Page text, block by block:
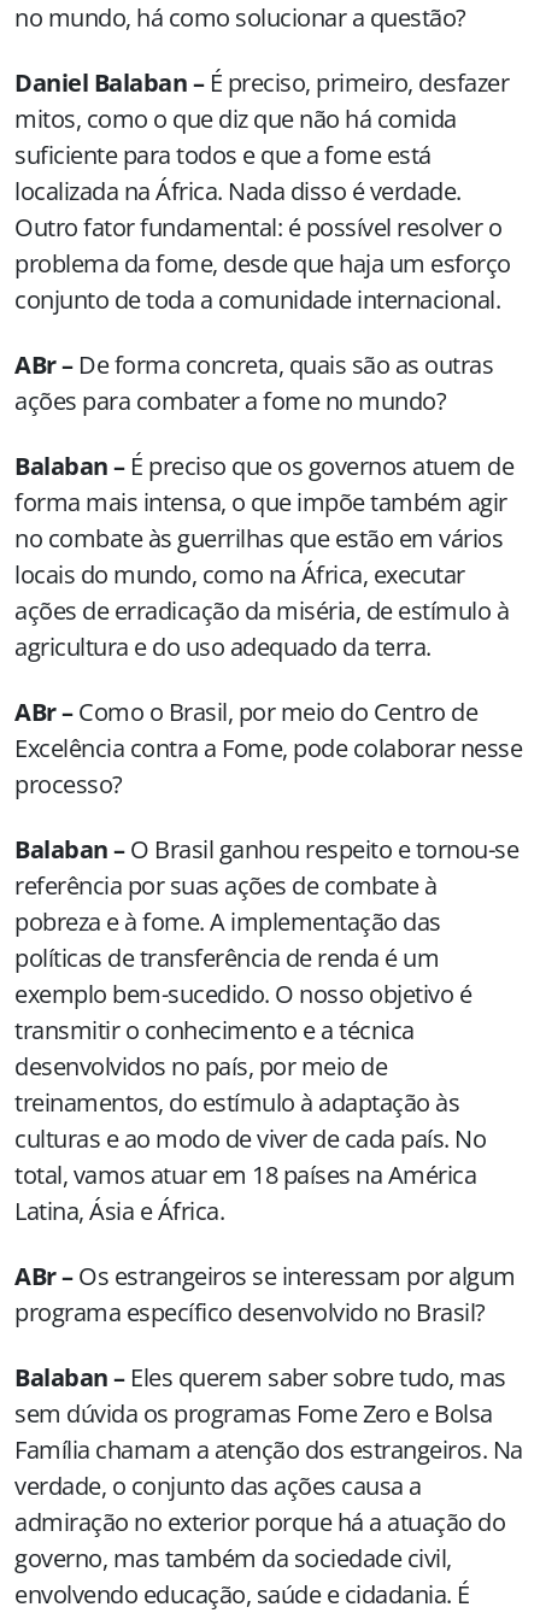
no mundo, há como solucionar a questão?
Daniel Balaban –É preciso, primeiro, desfazer
mitos, como o que diz que não há comida
suficiente para todos e que a fome está
localizada na África. Nada disso é verdade.
Outro fator fundamental: é possível resolver o
problema da fome, desde que haja um esforço
conjunto de toda a comunidade internacional.
ABr –De forma concreta, quais são as outras
ações para combater a fome no mundo?
Balaban –É preciso que os governos atuem de
forma mais intensa, o que impõe também agir
no combate às guerrilhas que estão em vários
locais do mundo, como na África, executar
ações de erradicação da miséria, de estímulo à
agricultura e do uso adequado da terra.
ABr –Como o Brasil, por meio do Centro de
Excelência contra a Fome, pode colaborar nesse
processo?
Balaban –O Brasil ganhou respeito e tornou-se
referência por suas ações de combate à
pobreza e à fome. A implementação das
políticas de transferência de renda é um
exemplo bem-sucedido. O nosso objetivo é
transmitir o conhecimento e a técnica
desenvolvidos no país, por meio de
treinamentos, do estímulo à adaptação às
culturas e ao modo de viver de cada país. No
total, vamos atuar em 18 países na América
Latina, Ásia e África.
ABr –Os estrangeiros se interessam por algum
programa específico desenvolvido no Brasil?
Balaban –Eles querem saber sobre tudo, mas
sem dúvida os programas Fome Zero e Bolsa
Família chamam a atenção dos estrangeiros. Na
verdade, o conjunto das ações causa a
admiração no exterior porque há a atuação do
governo, mas também da sociedade civil,
envolvendo educação, saúde e cidadania. É